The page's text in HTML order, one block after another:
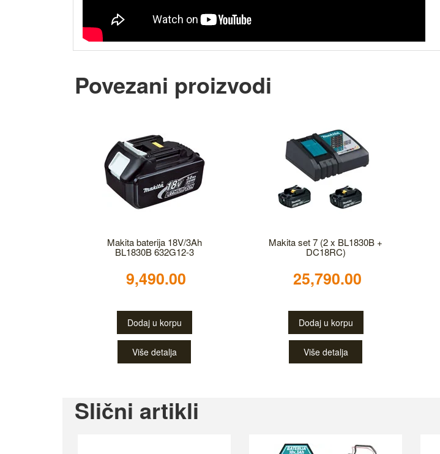
Povezani proizvodi
Makita baterija 18V/3Ah
BL1830B 632G12-3
9,490.00
Dodaj u korpu
Više detalja
Makita set 7 (2 x BL1830B +
DC18RC)
25,790.00
Dodaj u korpu
Više detalja
Slični artikli